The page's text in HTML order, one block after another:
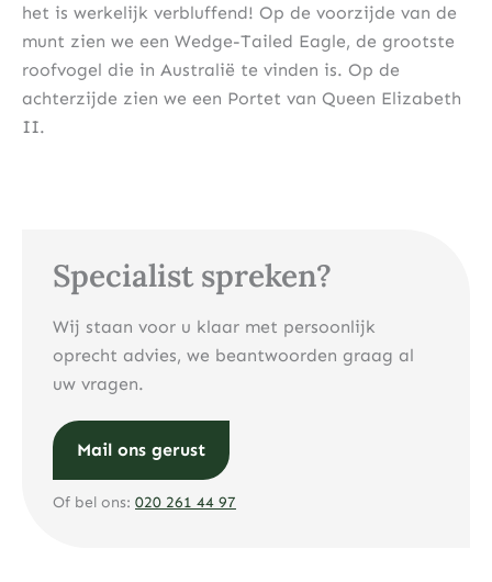
Specialist spreken?
Wij staan voor u klaar met persoonlijk
oprecht advies, we beantwoorden graag al
uw vragen.
Mail ons gerust
Of bel ons: 020 261 44 97
het is werkelijk verbluffend! Op de voorzijde van de
munt zien we een Wedge-Tailed Eagle, de grootste
roofvogel die in Australië te vinden is. Op de
achterzijde zien we een Portet van Queen Elizabeth
II.